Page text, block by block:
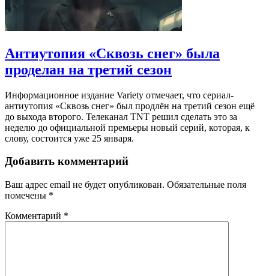
Антиутопия «Сквозь снег» была
проделан на третий сезон
Информационное издание Variety отмечает, что сериал-
антиутопия «Сквозь снег» был продлён на третий сезон ещё
до выхода второго. Телеканал TNT решил сделать это за
неделю до официальной премьеры новый серий, которая, к
слову, состоится уже 25 января.
Добавить комментарий
Ваш адрес email не будет опубликован. Обязательные поля
помечены *
Комментарий *